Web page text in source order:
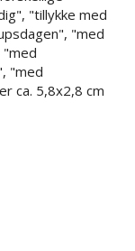
"tillykke med
"med
"med
ca. 5,8x2,8 cm